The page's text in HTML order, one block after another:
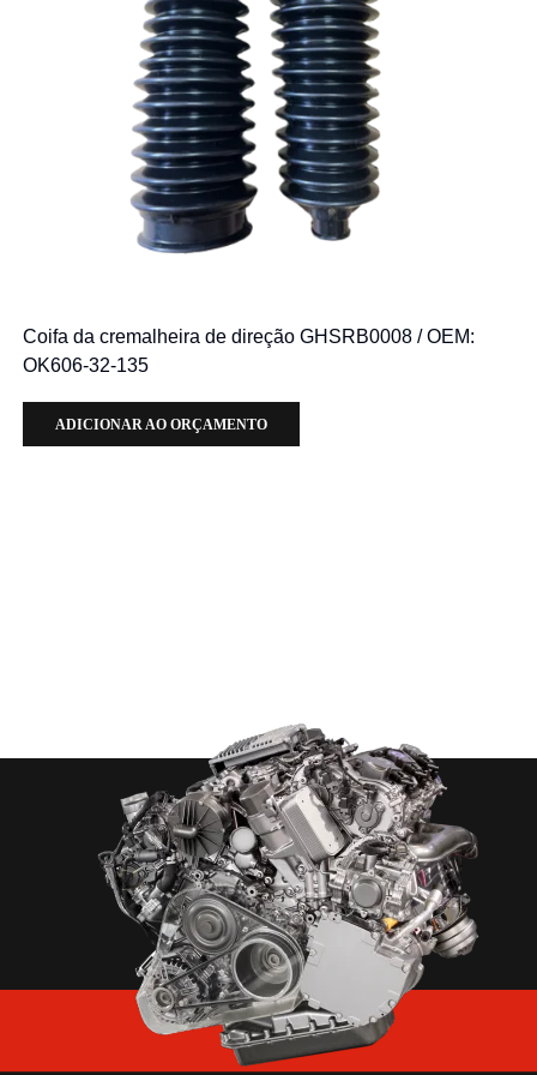
Coifa da cremalheira de direção GHSRB0008 / OEM:
OK606-32-135
ADICIONAR AO ORÇAMENTO